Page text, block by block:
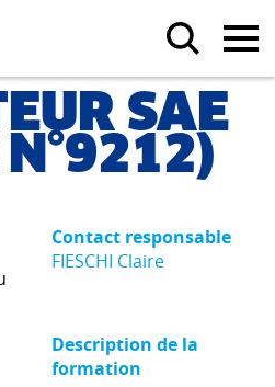
SAE
N°9212)
Contact responsable
FIESCHI Claire
Description de la
formation